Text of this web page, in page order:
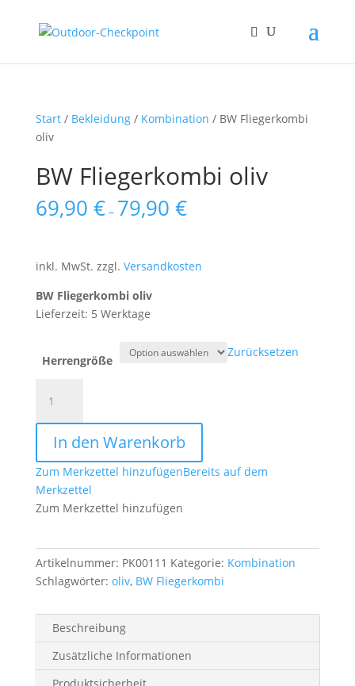
Start/ Bekleidung/ Kombination / BW Fliegerkombi
oliv
BW Fliegerkombi oliv
69,90 €– 79,90 €
inkl. MwSt. zzgl. Versandkosten
BW Fliegerkombi oliv
Lieferzeit: 5 Werktage
Herrengröße
Zurücksetzen
Fliegerkombi
oliv
MengeIn den Warenkorb
Zum Merkzettel hinzufügenBereits auf dem
Merkzettel
Zum Merkzettel hinzufügen
Artikelnummer: PK00111 Kategorie: Kombination
Schlagwörter: oliv, BW Fliegerkombi
Beschreibung
Zusätzliche Informationen
Produktsicherheit